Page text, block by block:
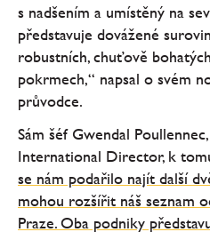
s nadšením a umístěný na
představuje dovážené
robustních, chuťově
pokrmech,“ napsal o svém
průvodce.
Sám šéf Gwendal
International Director, k
se nám podařilo najít další
mohou rozšířit náš seznam
Praze. Oba podniky